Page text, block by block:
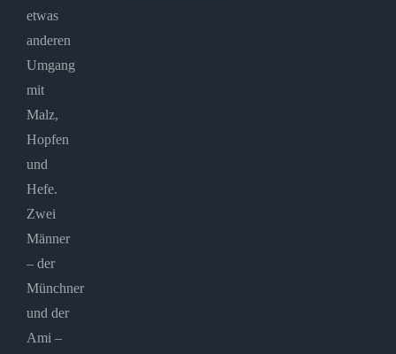
etwas
anderen
Umgang
mit
Malz,
Hopfen
und
Hefe.
Zwei
Männer
– der
Münchner
und der
Ami –